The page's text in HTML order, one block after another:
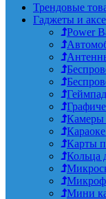
Трендовые
Гаджеты и
Power
Камеры
Карты
Кольца
Мини